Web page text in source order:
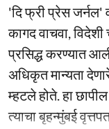
'दि फ्री प्रेस जर्नल'
कागद वाचवा,
प्रसिद्ध करण्यात
अधिकृत मान्यता
म्हटले होते. हा
त्याचा बृहन्मुंबई